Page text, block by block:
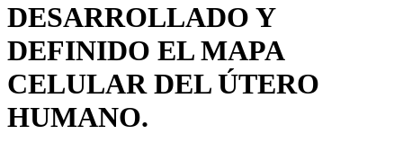
DESARROLLADO Y
DEFINIDO EL MAPA
CELULAR DEL ÚTERO
HUMANO.